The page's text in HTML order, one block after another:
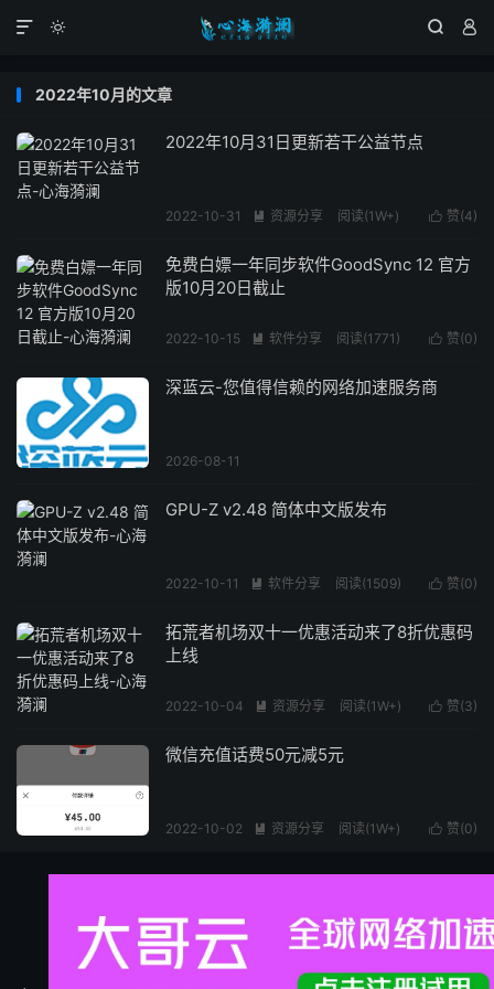
  

2022年10月的文章
2022年10月31日更新若干公益节点
 赞(4)
2022-10-31  资源分享 阅读(1W+)
免费白嫖一年同步软件GoodSync 12 官方
版10月20日截止
 赞(0)
2022-10-15  软件分享 阅读(1771)
深蓝云-您值得信赖的网络加速服务商
2026-08-11
GPU-Z v2.48 简体中文版发布
 赞(0)
2022-10-11  软件分享 阅读(1509)
拓荒者机场双十一优惠活动来了8折优惠码
上线
 赞(3)
2022-10-04  资源分享 阅读(1W+)
微信充值话费50元减5元
 赞(0)
2022-10-02  资源分享 阅读(1W+)